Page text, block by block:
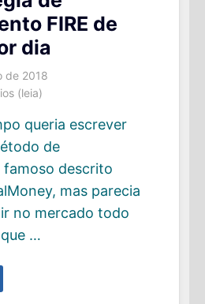
FIRE de
dia
de 2018
(leia)
queria escrever
de
descrito
mas parecia
no mercado todo
…